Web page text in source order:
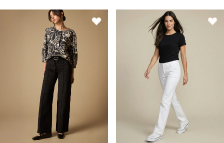
Pantalón recto con pliegues frontales y cinturón - Negro
Favoritos
Pantalón Weekend pierna recta